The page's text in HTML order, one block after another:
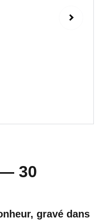
30
gravé dans